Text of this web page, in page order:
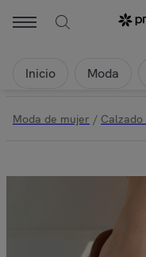
Inicio Moda
Moda de mujer /